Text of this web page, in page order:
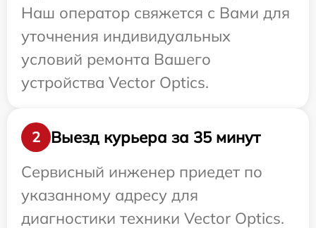
Наш оператор свяжется с Вами для
уточнения индивидуальных
условий ремонта Вашего
устройства Vector Optics.
2
Выезд курьера за 35 минут
Сервисный инженер приедет по
указанному адресу для
диагностики техники Vector Optics.